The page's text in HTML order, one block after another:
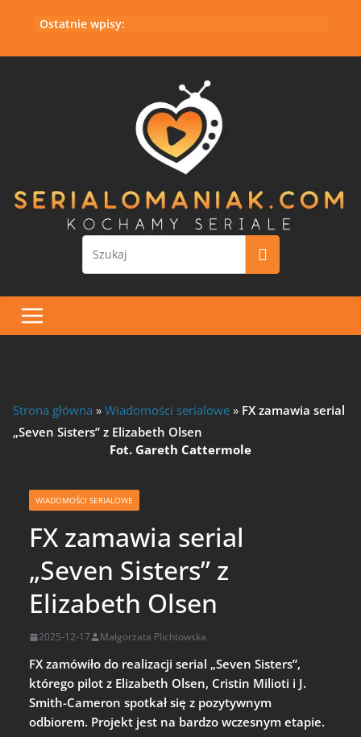
Ostatnie wpisy:
Strona główna » Wiadomości serialowe » FX zamawia serial
„Seven Sisters” z Elizabeth Olsen
Fot. Gareth Cattermole
WIADOMOŚCI SERIALOWE
FX zamawia serial
„Seven Sisters” z
Elizabeth Olsen
2025-12-17 Małgorzata Plichtowska
FX zamówiło do realizacji serial „Seven Sisters”,
którego pilot z Elizabeth Olsen, Cristin Milioti i J.
Smith-Cameron spotkał się z pozytywnym
odbiorem. Projekt jest na bardzo wczesnym etapie.